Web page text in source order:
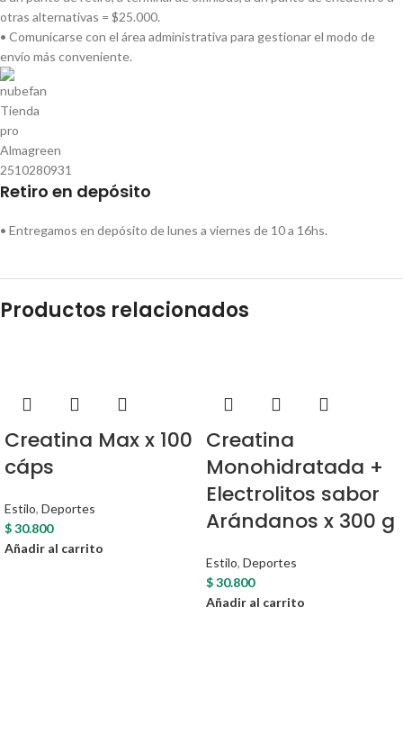
otras alternativas = $25.000.
• Comunicarse con el área administrativa para gestionar el modo de
envío más conveniente.
Retiro en depósito
• Entregamos en depósito de lunes a viernes de 10 a 16hs.
Productos relacionados
Creatina Max x 100
cáps
Estilo, Deportes
$30.800
Añadir al carrito
Creatina
Monohidratada +
Electrolitos sabor
Arándanos x 300 g
Estilo, Deportes
$30.800
Añadir al carrito